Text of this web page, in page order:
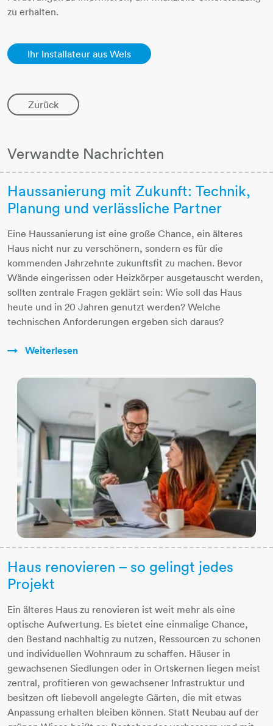
zu erhalten.
Ihr Installateur aus Wels
Zurück
Verwandte Nachrichten
Haussanierung mit Zukunft: Technik,
Planung und verlässliche Partner
Eine Haussanierung ist eine große Chance, ein älteres
Haus nicht nur zu verschönern, sondern es für die
kommenden Jahrzehnte zukunftsfit zu machen. Bevor
Wände eingerissen oder Heizkörper ausgetauscht werden,
sollten zentrale Fragen geklärt sein: Wie soll das Haus
heute und in 20 Jahren genutzt werden? Welche
technischen Anforderungen ergeben sich daraus?
Weiterlesen
Haus renovieren – so gelingt jedes
Projekt
Ein älteres Haus zu renovieren ist weit mehr als eine
optische Aufwertung. Es bietet eine einmalige Chance,
den Bestand nachhaltig zu nutzen, Ressourcen zu schonen
und individuellen Wohnraum zu schaffen. Häuser in
gewachsenen Siedlungen oder in Ortskernen liegen meist
zentral, profitieren von gewachsener Infrastruktur und
besitzen oft liebevoll angelegte Gärten, die mit etwas
Anpassung erhalten bleiben können. Statt Neubau auf der